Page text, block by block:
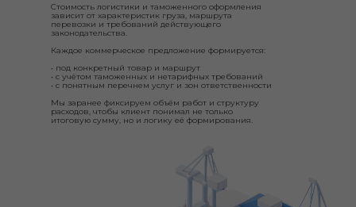
Стоимость логистики и таможенного оформления
зависит от характеристик груза, маршрута
перевозки и требований действующего
законодательства.
Каждое коммерческое предложение формируется:
• под конкретный товар и маршрут
• с учётом таможенных и нетарифных требований
• с понятным перечнем услуг и зон ответственности
Мы заранее фиксируем объём работ и структуру
расходов, чтобы клиент понимал не только
итоговую сумму, но и логику её формирования.